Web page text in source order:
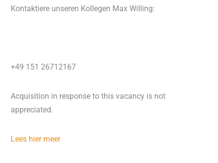
Kontaktiere unseren Kollegen Max Willing:
+49 151 26712167
Acquisition in response to this vacancy is not
appreciated.
Lees hier meer